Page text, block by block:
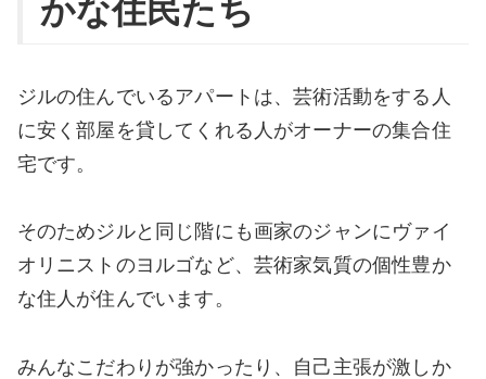
かな住民たち
ジルの住んでいるアパートは、芸術活動をする人
に安く部屋を貸してくれる人がオーナーの集合住
宅です。
そのためジルと同じ階にも画家のジャンにヴァイ
オリニストのヨルゴなど、芸術家気質の個性豊か
な住人が住んでいます。
みんなこだわりが強かったり、自己主張が激しか